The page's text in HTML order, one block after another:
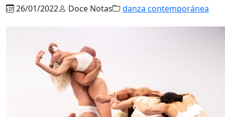
26/01/2022 Doce Notas danza contemporánea